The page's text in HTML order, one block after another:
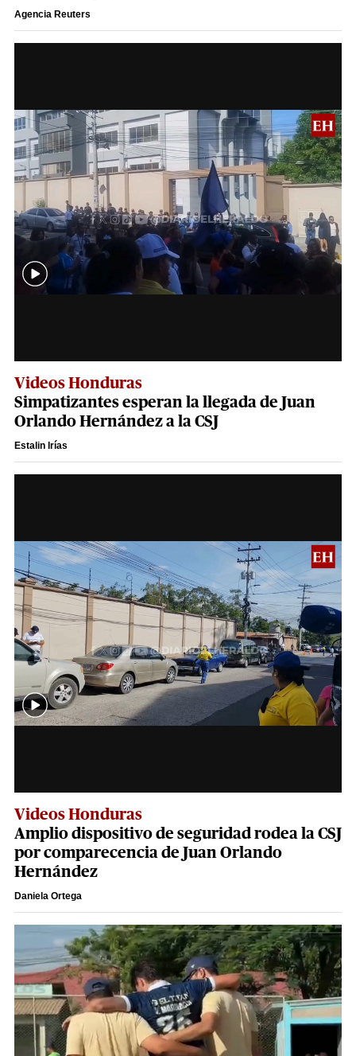
Agencia Reuters
Videos Honduras
Simpatizantes esperan la llegada de Juan
Orlando Hernández a la CSJ
Estalin Irías
Videos Honduras
Amplio dispositivo de seguridad rodea la CSJ
por comparecencia de Juan Orlando
Hernández
Daniela Ortega